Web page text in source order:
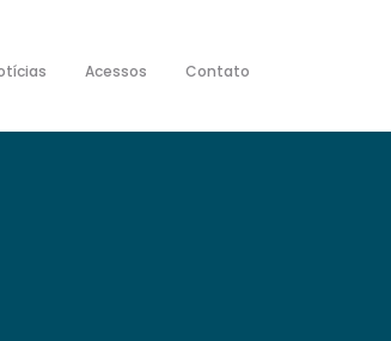
Acessos Contato